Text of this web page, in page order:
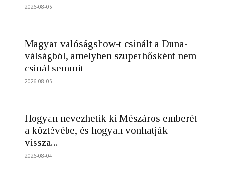
2026-08-05
Magyar valóságshow-t csinált a Duna-
válságból, amelyben szuperhősként nem
csinál semmit
2026-08-05
Hogyan nevezhetik ki Mészáros emberét
a köztévébe, és hogyan vonhatják
vissza...
2026-08-04